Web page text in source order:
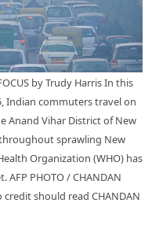
by Trudy Harris In this
Indian commuters travel on
Anand Vihar District of New
sprawling New
Organization (WHO) has
PHOTO / CHANDAN
should read CHANDAN